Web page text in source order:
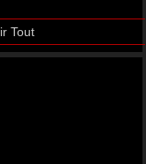
Elise Charmant,
brain specialist,
Ball.
Tout